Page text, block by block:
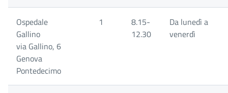
Ospedale
Gallino
via Gallino, 6
Genova
Pontedecimo
1
8.15-
12.30
Da lunedì a
venerdì